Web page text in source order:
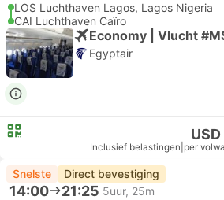
LOS Luchthaven Lagos, Lagos Nigeria
CAI Luchthaven Caïro
Economy | Vlucht
Egyptair
Inclusief belastingen per
Snelste Direct bevestiging
14:00 21:25 5uur, 25m